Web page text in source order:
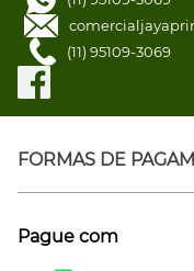
(11) 95109-3069
FORMAS DE
Pague com